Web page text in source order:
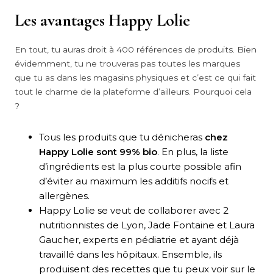
Les avantages Happy Lolie
En tout, tu auras droit à 400 références de produits. Bien
évidemment, tu ne trouveras pas toutes les marques
que tu as dans les magasins physiques et c’est ce qui fait
tout le charme de la plateforme d’ailleurs. Pourquoi cela
?
Tous les produits que tu dénicheras chez
Happy Lolie sont 99% bio. En plus, la liste
d’ingrédients est la plus courte possible afin
d’éviter au maximum les additifs nocifs et
allergènes.
Happy Lolie se veut de collaborer avec 2
nutritionnistes de Lyon, Jade Fontaine et Laura
Gaucher, experts en pédiatrie et ayant déjà
travaillé dans les hôpitaux. Ensemble, ils
produisent des recettes que tu peux voir sur le